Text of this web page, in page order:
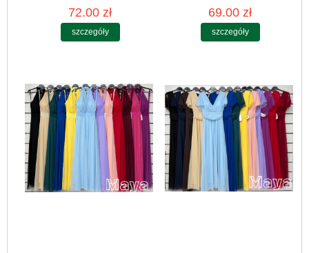
72.00 zł
szczegóły
69.00 zł
szczegóły